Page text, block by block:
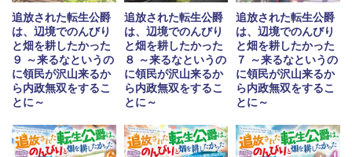
追放された転生公爵
は、辺境でのんびり
と畑を耕したかった
９ ～来るなというの
に領民が沢山来るか
ら内政無双をするこ
とに～
追放された転生公爵
は、辺境でのんびり
と畑を耕したかった
８ ～来るなというの
に領民が沢山来るか
ら内政無双をするこ
とに～
追放された転生公爵
は、辺境でのんびり
と畑を耕したかった
７ ～来るなというの
に領民が沢山来るか
ら内政無双をするこ
とに～